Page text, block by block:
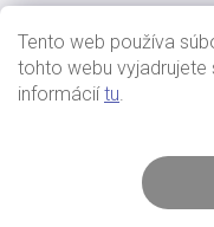
Tento web používa
tohto webu vyjadrujete
informáciítu.